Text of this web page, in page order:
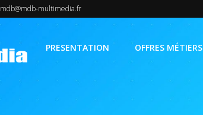
mdb@mdb-multimedia.fr
PRESENTATION OFFRES MÉTIERS